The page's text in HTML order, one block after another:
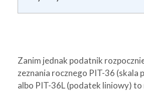
Zanim jednak podatnik
zeznania rocznego PIT-36 (skala
albo PIT-36L (podatek liniowy) to